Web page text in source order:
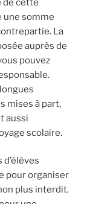
de cette
une somme
La
auprès de
pouvez
mises à part,
aussi
scolaire.
pour organiser
plus interdit.